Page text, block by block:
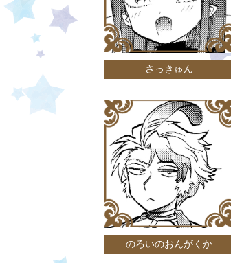
さっきゅん
のろいのおんがくか